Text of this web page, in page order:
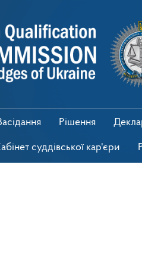
Рішення
суддівської кар'єри